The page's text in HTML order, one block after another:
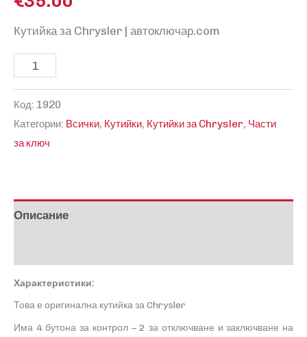
Кутийка за Chrysler | автоключар.com
количество
Кутийка
за
Chrysler
Код: 1920
Категории: Всички, Кутийки, Кутийки за Chrysler, Части
за ключ
Описание
Характеристики:
Това е оригинална кутийка заChrysler
Има 4 бутона за контрол – 2 за отключване и заключване на